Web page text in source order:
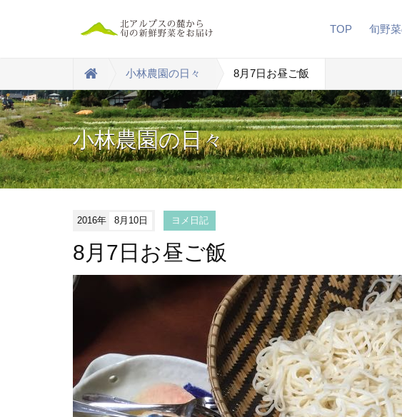
TOP 旬野
小林農園の日々 8月7日お昼ご飯
小林農園の日々
2016年 8月10日 ヨメ日記
8月7日お昼ご飯